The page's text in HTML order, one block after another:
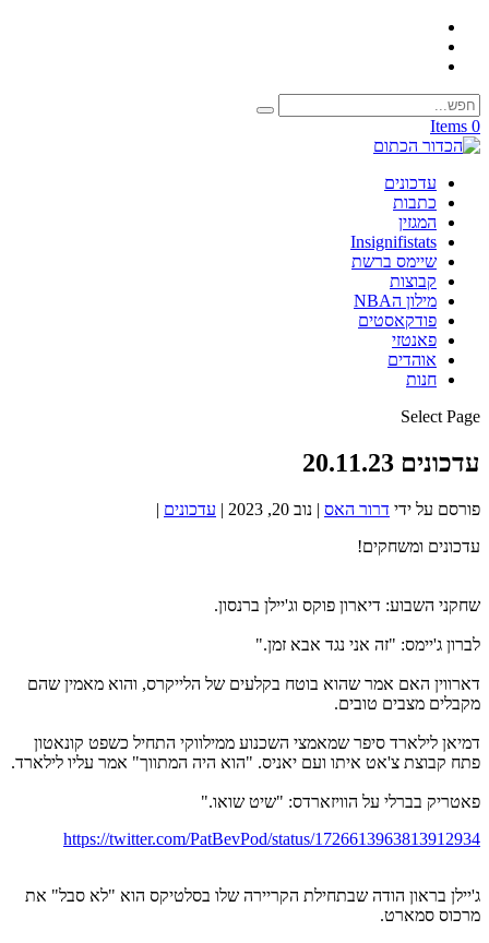
0 Items
עדכונים
כתבות
המגזין
Insignifistats
שיימס ברשת
קבוצות
מילון הNBA
פודקאסטים
פאנטזי
אוהדים
חנות
Select Page
עדכונים 20.11.23
פורסם על ידי דרור האס | נוב 20, 2023 | עדכונים |
עדכונים ומשחקים!
שחקני השבוע: דיארון פוקס וג'יילן ברנסון.
לברון ג'יימס: "זה אני נגד אבא זמן."
דארווין האם אמר שהוא בוטח בקלעים של הלייקרס, והוא מאמין שהם
מקבלים מצבים טובים.
דמיאן לילארד סיפר שמאמצי השכנוע ממילווקי התחיל כשפט קונאטון
פתח קבוצת צ'אט איתו ועם יאניס. "הוא היה המתווך" אמר עליו לילארד.
פאטריק בברלי על הוויזארדס: "שיט שואו."
https://twitter.com/PatBevPod/status/1726613963813912934
ג'יילן בראון הודה שבתחילת הקריירה שלו בסלטיקס הוא "לא סבל" את
מרכוס סמארט.